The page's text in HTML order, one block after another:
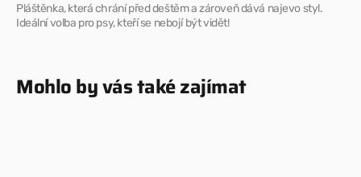
Pláštěnka, která chrání před deštěm a zároveň dává najevo styl.
Ideální volba pro psy, kteří se nebojí být vidět!
Mohlo by vás také zajímat